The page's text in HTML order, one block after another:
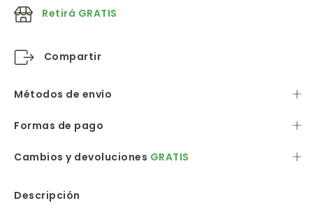
Retirá GRATIS
Compartir
Métodos de envío
Formas de pago
Cambios y devoluciones GRATIS
Descripción